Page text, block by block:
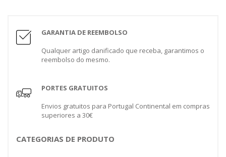
GARANTIA DE REEMBOLSO
Qualquer artigo danificado que receba, garantimos o
reembolso do mesmo.
PORTES GRATUITOS
Envios gratuitos para Portugal Continental em compras
superiores a 30€
CATEGORIAS DE PRODUTO